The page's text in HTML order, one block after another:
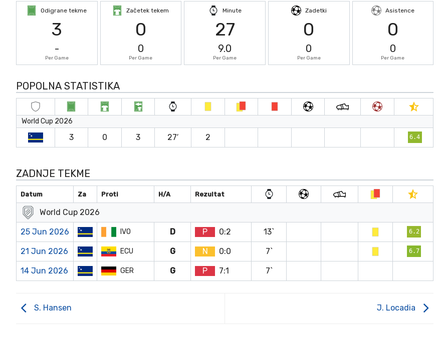
Odigrane tekme
3
-
Per Game
Začetek tekem
0
0
Per Game
Minute
27
9.0
Per Game
Zadetki
0
0
Per Game
Asistence
0
0
Per Game
POPOLNA STATISTIKA
World Cup 2026
3 0 3 27′ 2 6.4
ZADNJE TEKME
Datum Za Proti H/A Rezultat
World Cup 2026
25 Jun 2026 IVO D P 0:2 13` 6.2
21 Jun 2026 ECU G N 0:0 7` 6.7
14 Jun 2026 GER G P 7:1 7`
S. Hansen J. Locadia